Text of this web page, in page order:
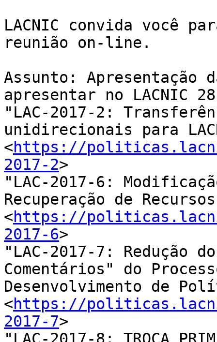
LACNIC convida você
reunião on-line.
Assunto: Apresentação
apresentar no LACNIC 28
"LAC-2017-2:
unidirecionais para
<https://
2017-2>
"LAC-2017-6:
Recuperação de
<https://
2017-6>
"LAC-2017-7: Redução
Comentários" do
Desenvolvimento de
<https://
2017-7>